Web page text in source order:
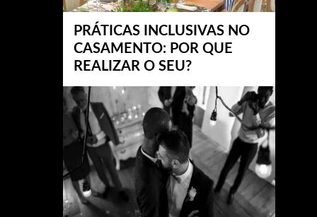
PRÁTICAS INCLUSIVAS NO
CASAMENTO: POR QUE
REALIZAR O SEU?